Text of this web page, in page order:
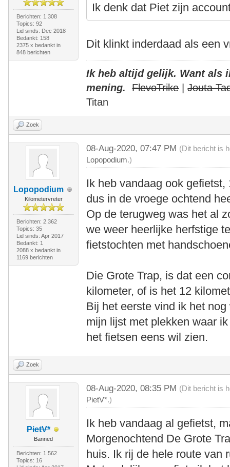
Berichten: 1.308
Topics: 92
Lid sinds: Dec 2018
Bedankt: 158
2375 x bedankt in
848 berichten
Ik denk dat Piet zijn
Dit klinkt inderdaad als een
Ik heb altijd gelijk. Want als
mening.
FlevoTrike|Jouta
Titan
Zoek
Lopopodium
Kilometervreter
Berichten: 2.362
Topics: 35
Lid sinds: Apr 2017
Bedankt: 1
2088 x bedankt in
1169 berichten
08-Aug-2020, 07:47 PM (Dit bericht is
Lopopodium.)
Ik heb vandaag ook
dus in de vroege ochtend
Op de terugweg was het al
we weer heerlijke herfstige
fietstochten met
Die Grote Trap, is dat een
kilometer, of is het 12
Bij het eerste vind ik het
mijn lijst met plekken waar
het fietsen eens wil zien.
Zoek
PietV*
Banned
Berichten: 1.562
Topics: 16
08-Aug-2020, 08:35 PM (Dit bericht is
PietV*.)
Ik heb vandaag al gefietst,
Morgenochtend De Grote
huis. Ik rij de hele route van